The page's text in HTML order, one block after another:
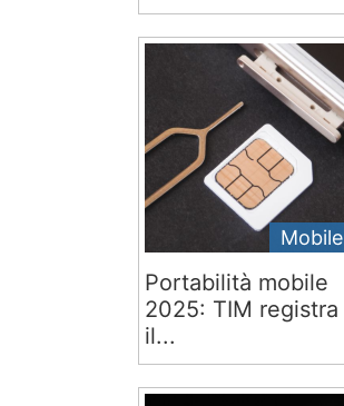
Mobile
Portabilità mobile
2025: TIM registra
il...